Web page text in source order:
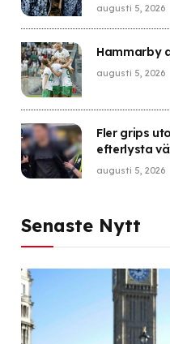
augusti 5, 2026
Hammarby
augusti 5, 2026
Fler grips
efterlysta
augusti 5, 2026
Senaste Nytt